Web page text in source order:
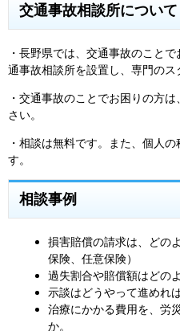
交通事故相談所について
・長野県では、交通事故のこと
通事故相談所を設置し、専門のス
・交通事故のことでお困りの方
さい。
・相談は無料です。また、個人
す。
相談事例
損害賠償の請求は、どの
保険、任意保険）
過失割合や賠償額はどの
示談はどうやって進めれ
治療にかかる費用を、労
か。